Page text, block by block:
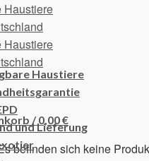
/0,00€
befinden sich keine
Haustiere
und Lieferung